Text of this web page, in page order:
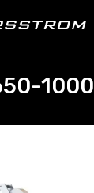
1000